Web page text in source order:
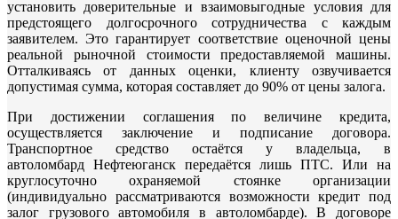
установить доверительные и взаимовыгодные условия для
предстоящего долгосрочного сотрудничества с каждым
заявителем. Это гарантирует соответствие оценочной цены
реальной рыночной стоимости предоставляемой машины.
Отталкиваясь от данных оценки, клиенту озвучивается
допустимая сумма, которая составляет до 90% от цены залога.
При достижении соглашения по величине кредита,
осуществляется заключение и подписание договора.
Транспортное средство остаётся у владельца, в
автоломбард Нефтеюганск передаётся лишь ПТС. Или на
круглосуточно охраняемой стоянке организации
(индивидуально рассматриваются возможности кредит под
залог грузового автомобиля в автоломбарде). В договоре